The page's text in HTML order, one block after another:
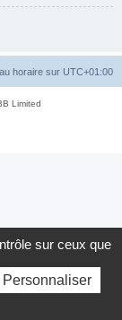
horaire sur UTC+01:00
Limited
sur ceux que
Personnaliser